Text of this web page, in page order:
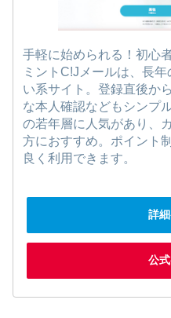
手軽に始められる！初心
ミントC!Jメールは、長
い系サイト。登録直後か
な本人確認などもシンプ
の若年層に人気があり、
方におすすめ。ポイント
良く利用できます。
詳
公